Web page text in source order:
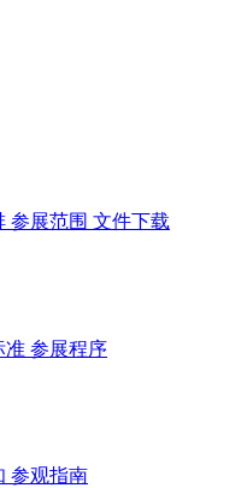
参展范围 文件下载
准 参展程序
参观指南